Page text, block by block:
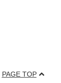
PAGE TOP